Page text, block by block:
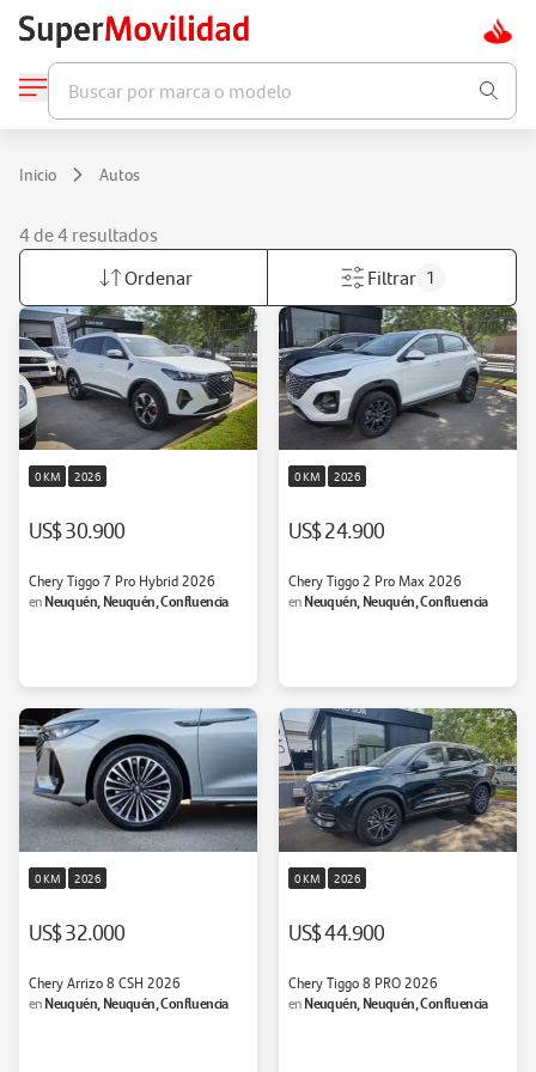
Buscar por marca o modelo
Inicio Autos
4 de 4 resultados
Ordenar
Filtrar 1
0 KM 2026
US$ 30.900
Chery Tiggo 7 Pro Hybrid 2026
enNeuquén, Neuquén, Confluencia
0 KM 2026
US$ 24.900
Chery Tiggo 2 Pro Max 2026
enNeuquén, Neuquén, Confluencia
0 KM 2026
US$ 32.000
Chery Arrizo 8 CSH 2026
enNeuquén, Neuquén, Confluencia
0 KM 2026
US$ 44.900
Chery Tiggo 8 PRO 2026
enNeuquén, Neuquén, Confluencia